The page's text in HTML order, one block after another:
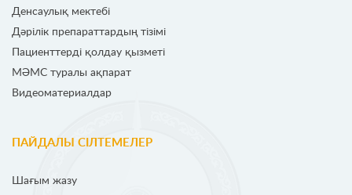
Денсаулық мектебі
Дәрілік препараттардың тізімі
Пациенттерді қолдау қызметі
МӘМС туралы ақпарат
Видеоматериалдар
ПАЙДАЛЫ СІЛТЕМЕЛЕР
Шағым жазу